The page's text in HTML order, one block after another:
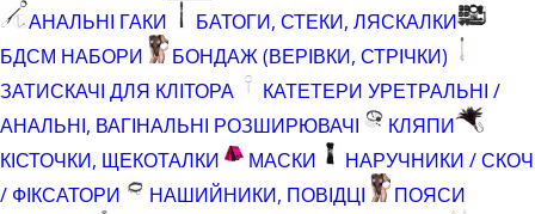
АНАЛЬНІ ГАКИ
БАТОГИ, СТЕКИ, ЛЯСКАЛКИ
БДСМ НАБОРИ
БОНДАЖ (ВЕРІВКИ, СТРІЧКИ)
ЗАТИСКАЧІ ДЛЯ КЛІТОРА
КАТЕТЕРИ УРЕТРАЛЬНІ /
АНАЛЬНІ, ВАГІНАЛЬНІ РОЗШИРЮВАЧІ
КЛЯПИ
КІСТОЧКИ, ЩЕКОТАЛКИ
МАСКИ
НАРУЧНИКИ / СКОЧ
/ ФІКСАТОРИ
НАШИЙНИКИ, ПОВІДЦІ
ПОЯСИ